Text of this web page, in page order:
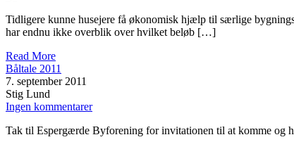
Tidligere kunne husejere få økonomisk hjælp til særlige
har endnu ikke overblik over hvilket beløb […]
Read More
Båltale 2011
7. september 2011
Stig Lund
Ingen kommentarer
Tak til Espergærde Byforening for invitationen til at komme og